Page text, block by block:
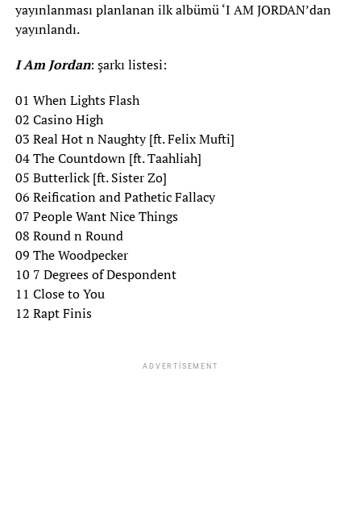
yayınlanması planlanan ilk albümü ‘I AM JORDAN’dan
yayınlandı.
I Am Jordan: şarkı listesi:
01 When Lights Flash
02 Casino High
03 Real Hot n Naughty [ft. Felix Mufti]
04 The Countdown [ft. Taahliah]
05 Butterlick [ft. Sister Zo]
06 Reification and Pathetic Fallacy
07 People Want Nice Things
08 Round n Round
09 The Woodpecker
10 7 Degrees of Despondent
11 Close to You
12 Rapt Finis
ADVERTISEMENT